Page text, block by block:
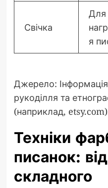
Свічка
Для
я
Джерело: Інформація
рукоділля та
(наприклад,
Техніки
писанок:
складного